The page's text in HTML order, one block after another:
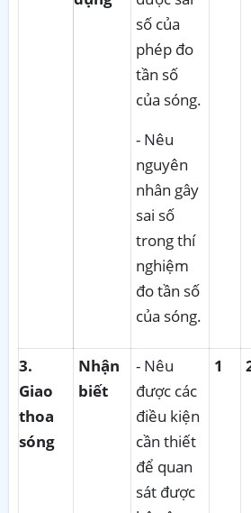
số của
phép đo
tần số
của sóng.
- Nêu
nguyên
nhân gây
sai số
trong thí
nghiệm
đo tần số
của sóng.
3.
Giao
thoa
sóng
Nhận
biết
- Nêu
được các
điều kiện
cần thiết
để quan
sát được
1